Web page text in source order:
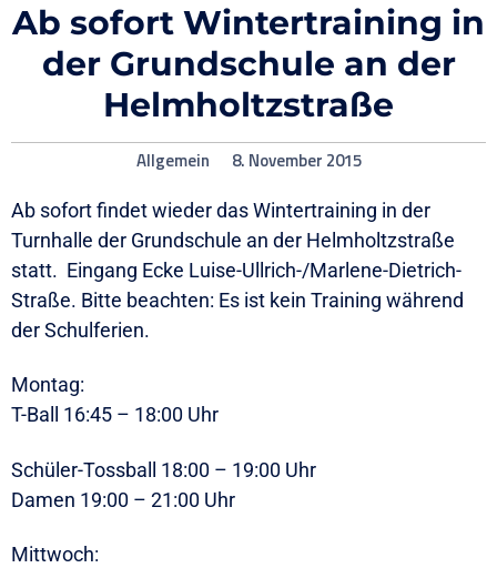
Ab sofort Wintertraining in
der Grundschule an der
Helmholtzstraße
Allgemein 8. November 2015
Ab sofort findet wieder das Wintertraining in der
Turnhalle der Grundschule an der Helmholtzstraße
statt. Eingang Ecke Luise-Ullrich-/Marlene-Dietrich-
Straße. Bitte beachten: Es ist kein Training während
der Schulferien.
Montag:
T-Ball 16:45 – 18:00 Uhr
Schüler-Tossball 18:00 – 19:00 Uhr
Damen 19:00 – 21:00 Uhr
Mittwoch: